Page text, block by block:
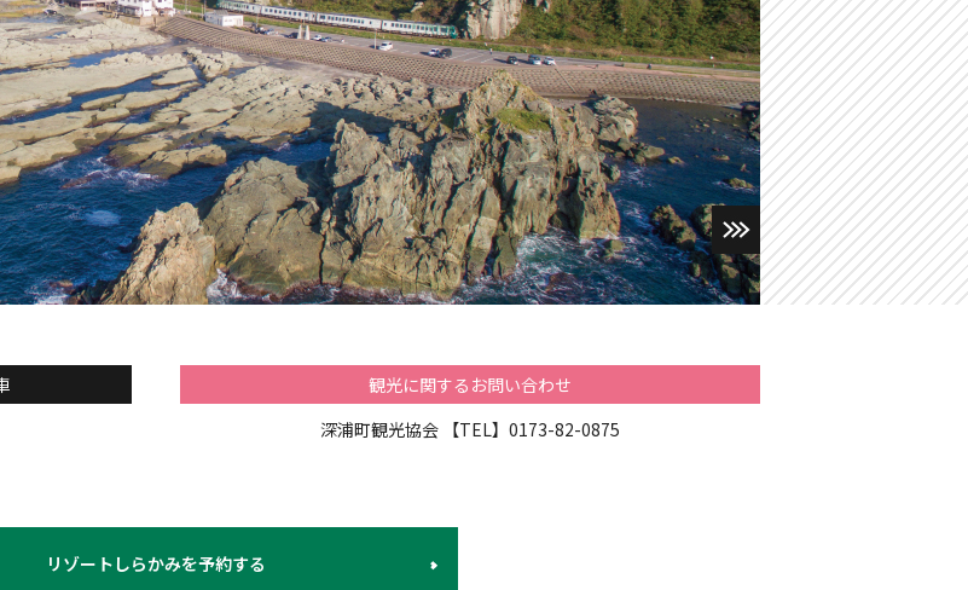
観光に関するお問い合わせ
深浦町観光協会 【TEL】0173-82-0875
リゾートしらかみを予約する